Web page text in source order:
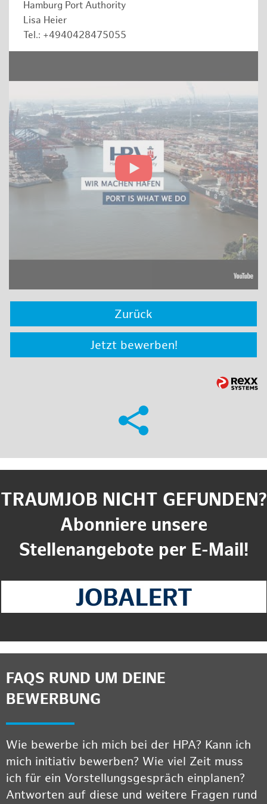
Hamburg Port Authority
Lisa Heier
Tel.: +4940428475055
Zurück
Jetzt bewerben!
TRAUMJOB NICHT GEFUNDEN?
Abonniere unsere
Stellenangebote per E-Mail!
FAQS RUND UM DEINE
BEWERBUNG
Wie bewerbe ich mich bei der HPA? Kann ich
mich initiativ bewerben? Wie viel Zeit muss
ich für ein Vorstellungsgespräch einplanen?
Antworten auf diese und weitere Fragen rund